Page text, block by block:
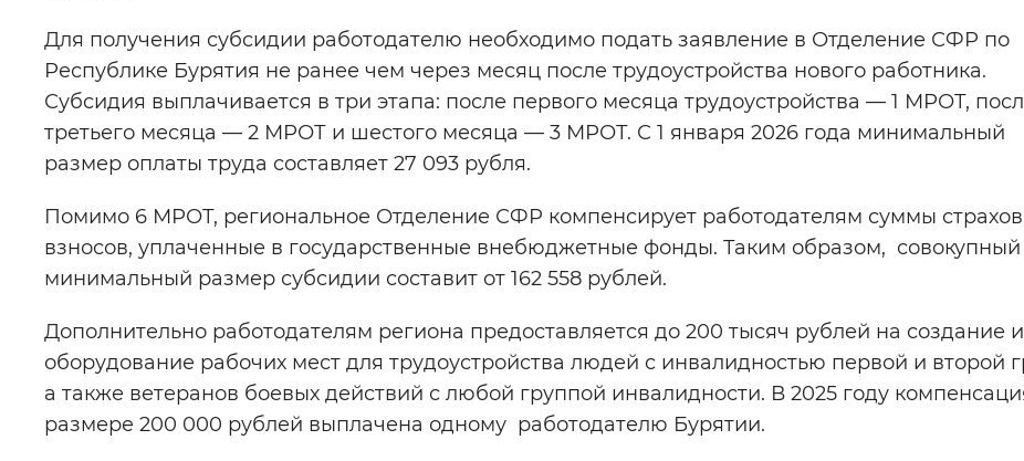
Для получения субсидии работодателю необходимо подать заявление в Отделение СФР по
Республике Бурятия не ранее чем через месяц после трудоустройства нового работника.
Субсидия выплачивается в три этапа: после первого месяца трудоустройства — 1 МРОТ,
третьего месяца — 2 МРОТ и шестого месяца — 3 МРОТ. С 1 января 2026 года минимальный
размер оплаты труда составляет 27 093 рубля.
Помимо 6 МРОТ, региональное Отделение СФР компенсирует работодателям суммы
взносов, уплаченные в государственные внебюджетные фонды. Таким образом, совокупный
минимальный размер субсидии составит от 162 558 рублей.
Дополнительно работодателям региона предоставляется до 200 тысяч рублей на создание и
оборудование рабочих мест для трудоустройства людей с инвалидностью первой и второй
а также ветеранов боевых действий с любой группой инвалидности. В 2025 году
размере 200 000 рублей выплачена одному работодателю Бурятии.